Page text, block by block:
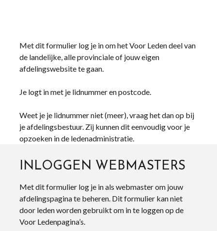
Met dit formulier log je in om het Voor Leden deel van
de landelijke, alle provinciale of jouw eigen
afdelingswebsite te gaan.
Je logt in met je lidnummer en postcode.
Weet je je lidnummer niet (meer), vraag het dan op bij
je afdelingsbestuur. Zij kunnen dit eenvoudig voor je
opzoeken in de ledenadministratie.
INLOGGEN WEBMASTERS
Met dit formulier log je in als webmaster om jouw
afdelingspagina te beheren. Dit formulier kan niet
door leden worden gebruikt om in te loggen op de
Voor Ledenpagina’s.